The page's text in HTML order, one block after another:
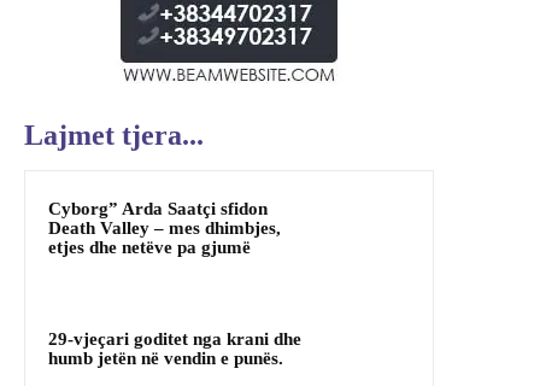
Lajmet tjera...
Cyborg” Arda Saatçi sfidon
Death Valley – mes dhimbjes,
etjes dhe netëve pa gjumë
29-vjeçari goditet nga krani dhe
humb jetën në vendin e punës.